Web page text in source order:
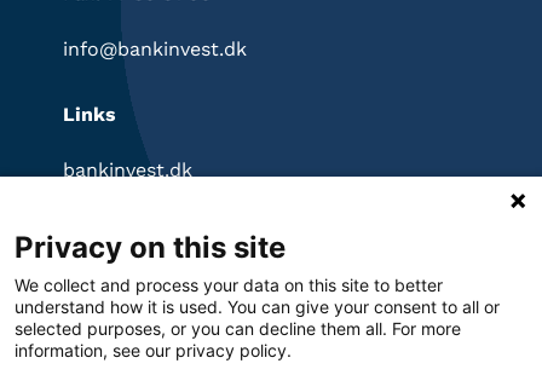
info@bankinvest.dk
Links
bankinvest.dk
Ansvarsfraskrivelse
Privatlivspolitik
Cookies
Privacy on this site
We collect and process your data on this site to better
understand how it is used. You can give your consent to all or
selected purposes, or you can decline them all. For more
information, see our privacy policy.